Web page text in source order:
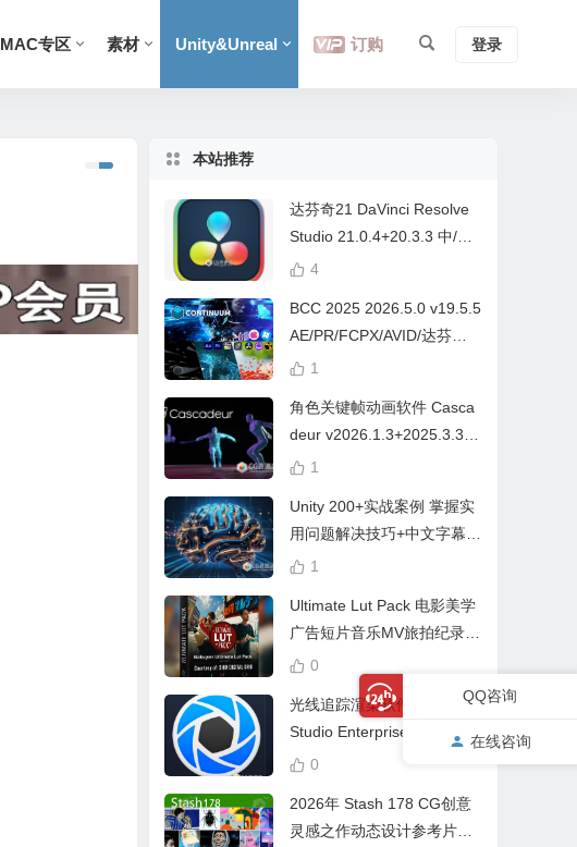
MAC专区 素材 Unity&Unreal 订购 登录
本站推荐
达芬奇21 DaVinci Resolve
Studio 21.0.4+20.3.3 中/英
文 Win/Mac
4
BCC 2025 2026.5.0 v19.5.5
AE/PR/FCPX/AVID/达芬奇
视频特效插件Continuum Wi
1
角色关键帧动画软件 Casca
deur v2026.1.3+2025.3.3
Win/Mac+中文字幕教程
1
Unity 200+实战案例 掌握实
用问题解决技巧+中文字幕 L
earn Problem Solving
1
Ultimate Lut Pack 电影美学
广告短片音乐MV旅拍纪录片
视频调色预设
0
光线追踪渲染软件 KeyShot
Studio Enterprise 2026.2.1
Win中文版
0
2026年 Stash 178 CG创意
灵感之作动态设计参考片广
QQ咨询
在线咨询